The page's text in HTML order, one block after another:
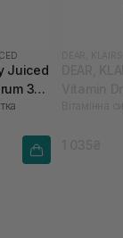
Juiced
30